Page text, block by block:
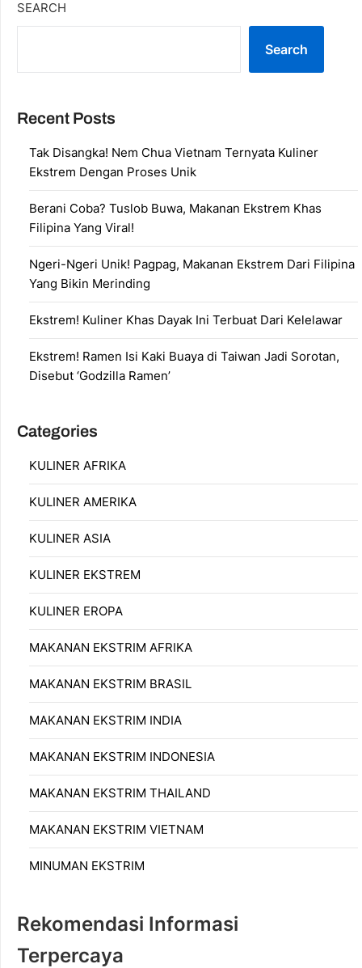
SEARCH
Search
Recent Posts
Tak Disangka! Nem Chua Vietnam Ternyata Kuliner
Ekstrem Dengan Proses Unik
Berani Coba? Tuslob Buwa, Makanan Ekstrem Khas
Filipina Yang Viral!
Ngeri-Ngeri Unik! Pagpag, Makanan Ekstrem Dari Filipina
Yang Bikin Merinding
Ekstrem! Kuliner Khas Dayak Ini Terbuat Dari Kelelawar
Ekstrem! Ramen Isi Kaki Buaya di Taiwan Jadi Sorotan,
Disebut ‘Godzilla Ramen’
Categories
KULINER AFRIKA
KULINER AMERIKA
KULINER ASIA
KULINER EKSTREM
KULINER EROPA
MAKANAN EKSTRIM AFRIKA
MAKANAN EKSTRIM BRASIL
MAKANAN EKSTRIM INDIA
MAKANAN EKSTRIM INDONESIA
MAKANAN EKSTRIM THAILAND
MAKANAN EKSTRIM VIETNAM
MINUMAN EKSTRIM
Rekomendasi Informasi
Terpercaya